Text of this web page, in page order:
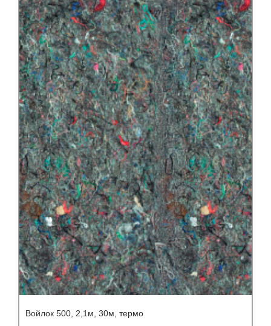
Войлок 500, 2,1м, 30м, термо